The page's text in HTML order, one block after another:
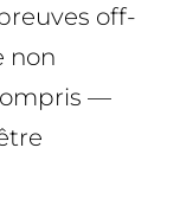
off-
non
—